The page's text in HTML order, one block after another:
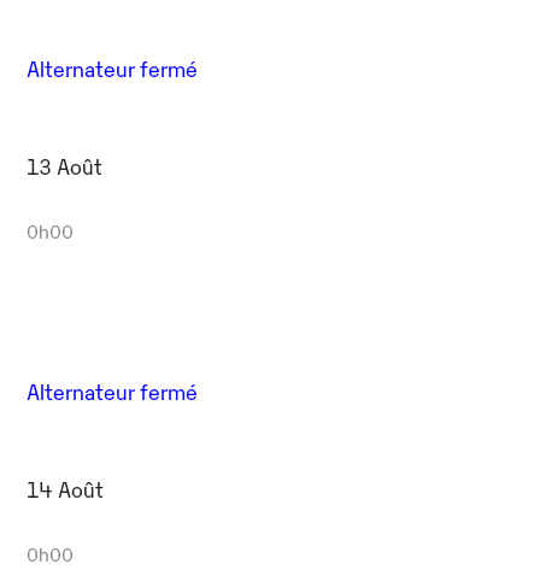
Alternateur fermé
13 Août
0h00
Alternateur fermé
14 Août
0h00